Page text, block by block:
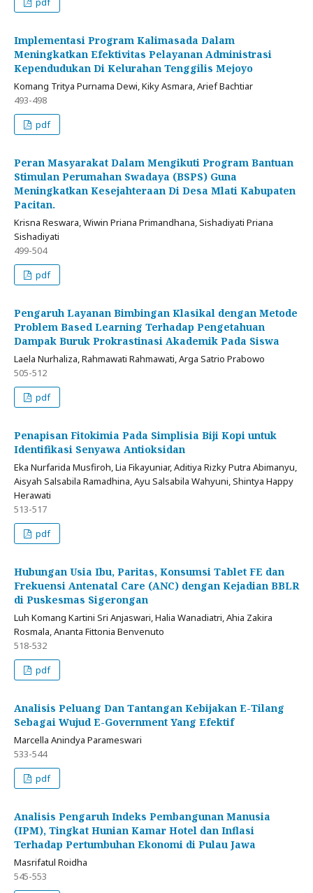
Implementasi Program Kalimasada Dalam
Meningkatkan Efektivitas Pelayanan Administrasi
Kependudukan Di Kelurahan Tenggilis Mejoyo
Komang Tritya Purnama Dewi, Kiky Asmara, Arief Bachtiar
493-498
pdf
Peran Masyarakat Dalam Mengikuti Program Bantuan
Stimulan Perumahan Swadaya (BSPS) Guna
Meningkatkan Kesejahteraan Di Desa Mlati Kabupaten
Pacitan.
Krisna Reswara, Wiwin Priana Primandhana, Sishadiyati Priana
Sishadiyati
499-504
pdf
Pengaruh Layanan Bimbingan Klasikal dengan Metode
Problem Based Learning Terhadap Pengetahuan
Dampak Buruk Prokrastinasi Akademik Pada Siswa
Laela Nurhaliza, Rahmawati Rahmawati, Arga Satrio Prabowo
505-512
pdf
Penapisan Fitokimia Pada Simplisia Biji Kopi untuk
Identifikasi Senyawa Antioksidan
Eka Nurfarida Musfiroh, Lia Fikayuniar, Aditiya Rizky Putra Abimanyu,
Aisyah Salsabila Ramadhina, Ayu Salsabila Wahyuni, Shintya Happy
Herawati
513-517
pdf
Hubungan Usia Ibu, Paritas, Konsumsi Tablet FE dan
Frekuensi Antenatal Care (ANC) dengan Kejadian BBLR
di Puskesmas Sigerongan
Luh Komang Kartini Sri Anjaswari, Halia Wanadiatri, Ahia Zakira
Rosmala, Ananta Fittonia Benvenuto
518-532
pdf
Analisis Peluang Dan Tantangan Kebijakan E-Tilang
Sebagai Wujud E-Government Yang Efektif
Marcella Anindya Parameswari
533-544
pdf
Analisis Pengaruh Indeks Pembangunan Manusia
(IPM), Tingkat Hunian Kamar Hotel dan Inflasi
Terhadap Pertumbuhan Ekonomi di Pulau Jawa
Masrifatul Roidha
545-553